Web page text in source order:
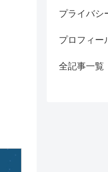
プライバシ
プロフィー
全記事一覧